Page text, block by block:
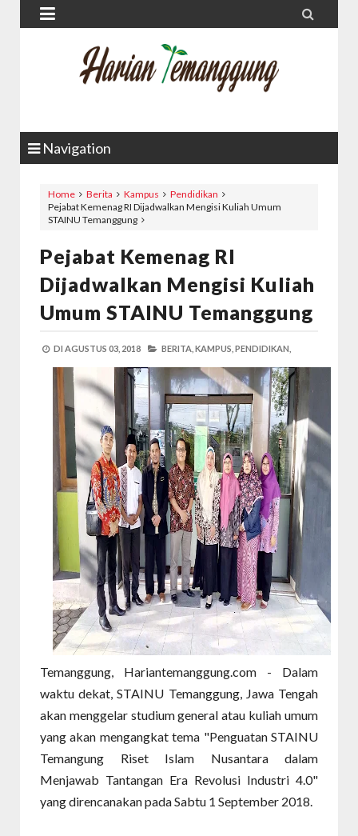
 
Navigation
Home Berita Kampus
Pendidikan
Pejabat Kemenag RI Dijadwalkan Mengisi Kuliah Umum
STAINU Temanggung
Pejabat Kemenag RI
Dijadwalkan Mengisi Kuliah
Umum STAINU Temanggung
DI AGUSTUS 03, 2018 BERITA, KAMPUS, PENDIDIKAN,
Temanggung, Hariantemanggung.com - Dalam
waktu dekat, STAINU Temanggung, Jawa Tengah
akan menggelar studium general atau kuliah umum
yang akan mengangkat tema "Penguatan STAINU
Temangung Riset Islam Nusantara dalam
Menjawab Tantangan Era Revolusi Industri 4.0"
yang direncanakan pada Sabtu 1 September 2018.